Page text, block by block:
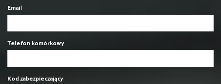
Email
Telefon komórkowy
Kod zabezpieczający